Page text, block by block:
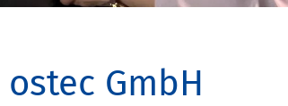
GmbH